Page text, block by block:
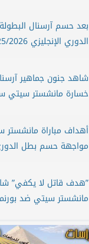
بعد حسم آرسنال
الدوري الإنجليزي 2025/2026
شاهد جنون جماهير
خسارة مانشستر سيتي
أهداف مباراة
مواجهة حسم بطل
”هدف قاتل لا يكفي”
مانشستر سيتي ضد